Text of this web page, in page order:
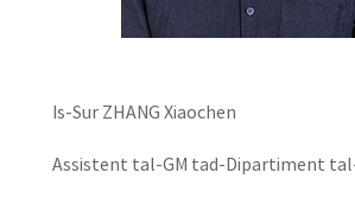
Is-Sur ZHANG Xiaochen
Assistent tal-GM tad-Dipartiment